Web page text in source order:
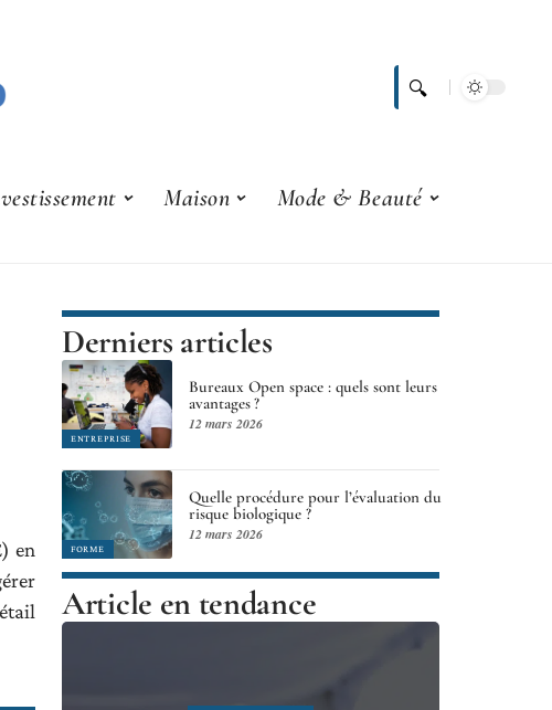
Maison
Mode & Beauté
en
Derniers articles
ENTREPRISE
Bureaux Open space : quels sont leurs
avantages ?
12 mars 2026
FORME
Quelle procédure pour l’évaluation du
risque biologique ?
12 mars 2026
Article en tendance